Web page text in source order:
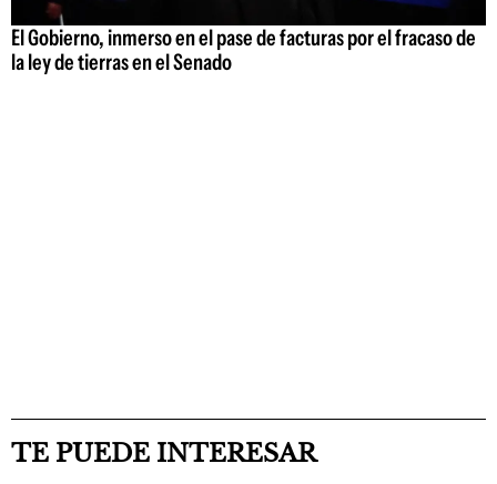
El Gobierno, inmerso en el pase de facturas por el fracaso de
la ley de tierras en el Senado
TE PUEDE INTERESAR